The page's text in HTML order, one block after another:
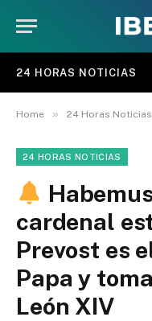
24 HORAS NOTICIAS
Home » 24 Horas Noticias
24 HORAS NOTICIAS
cardenal
Prevost es
Papa y
León XIV